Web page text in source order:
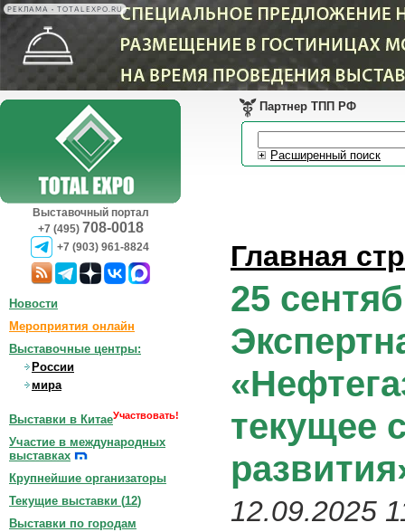
РЕКЛАМА • TOTALEXPO.RU
Выставочный портал
+7 (495) 708-0018
+7 (903) 961-8824
Партнер ТПП РФ
Расширенный поиск
Главная
25
текущее
12.09.2025
Новости
Мероприятия онлайн
Выставочные центры:
России
мира
Выставки в КитаеУчаствовать!
Участие в международных
выставках
Крупнейшие организаторы
Текущие выставки (12)
Выставки по городам